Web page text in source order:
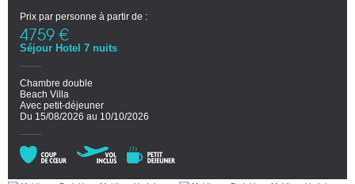
Prix par personne à partir de :
4759 €
Séjour Hotel 7 nuits
Chambre double
Beach Villa
Avec petit-déjeuner
Du 15/08/2026 au 10/10/2026